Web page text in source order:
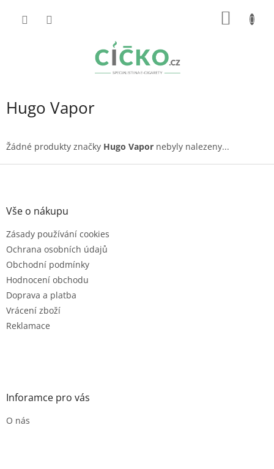
Hugo Vapor
Žádné produkty značky Hugo Vapor nebyly nalezeny...
Z
Vše o nákupu
Zásady používání cookies
Ochrana osobních údajů
Obchodní podmínky
Hodnocení obchodu
Doprava a platba
Vrácení zboží
Reklamace
Inforamce pro vás
O nás